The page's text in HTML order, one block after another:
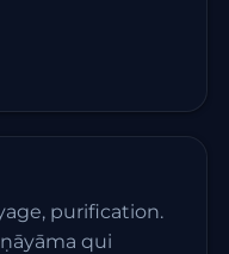
purification.
qui